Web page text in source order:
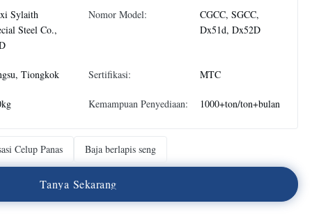
Sylaith
Steel Co.,
Nomor Model:
CGCC, SGCC,
Dx51d, Dx52D
Tiongkok Sertifikasi: MTC
Kemampuan Penyediaan: 1000+ton/ton+bulan
Celup Panas Baja berlapis seng
Tanya Sekarang